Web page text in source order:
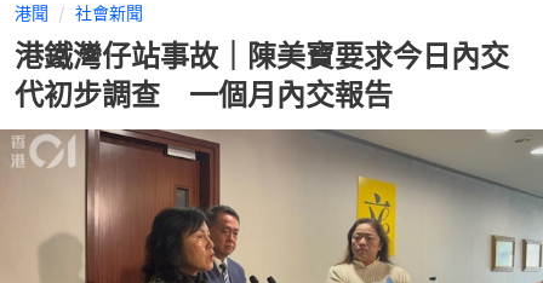
港聞 社會新聞
港鐵灣仔站事故｜陳美寶要求今日內交
代初步調查 一個月內交報告